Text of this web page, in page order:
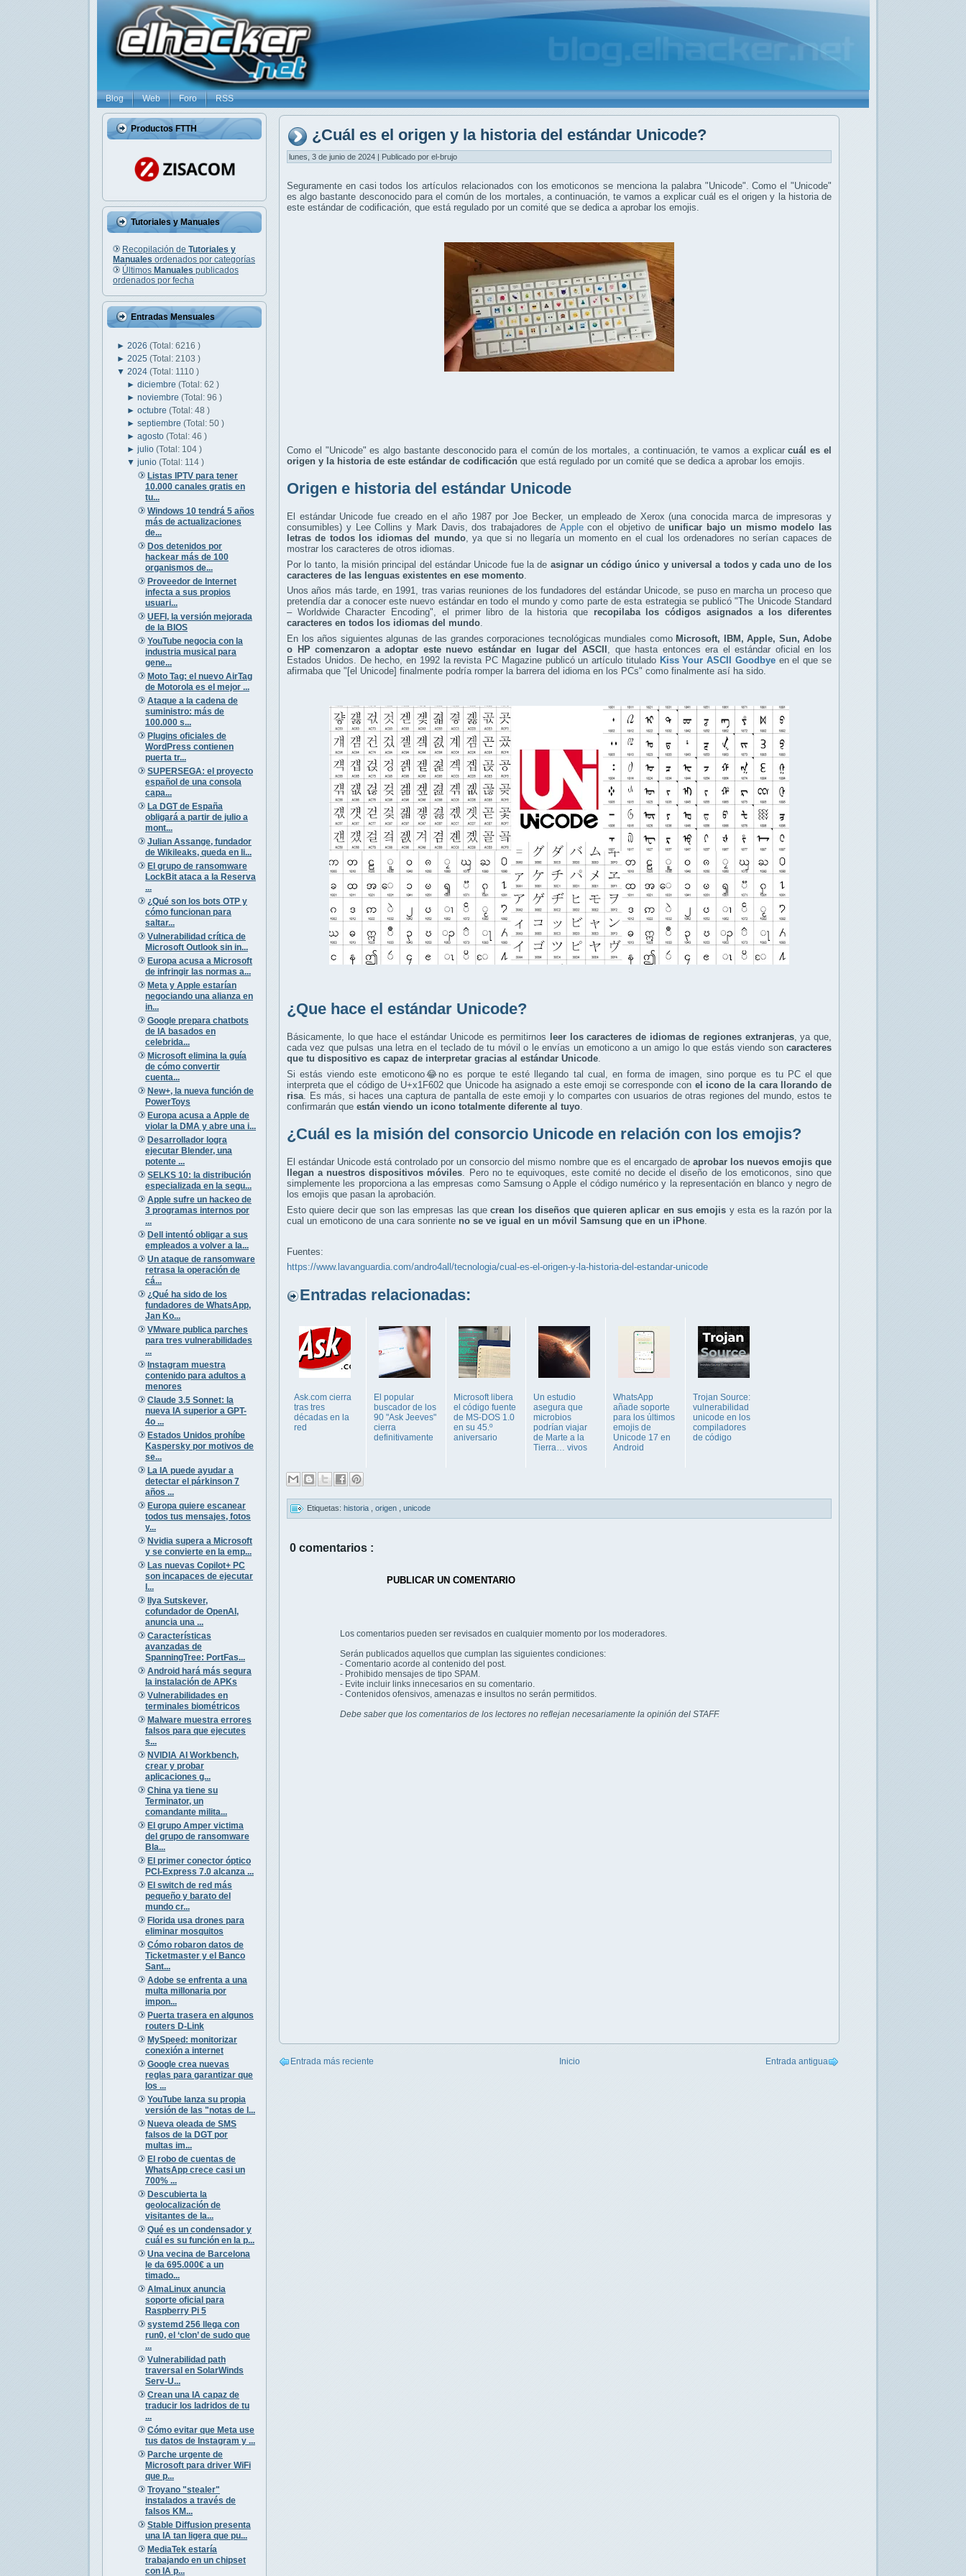
Blog Web Foro RSS
Productos FTTH
Tutoriales y Manuales
Recopilación de Tutoriales y
Manuales ordenados por categorías
Últimos Manuales publicados
ordenados por fecha
Entradas Mensuales
► 2026 (Total: 6216 )
► 2025 (Total: 2103 )
▼ 2024 (Total: 1110 )
►diciembre(Total: 62 )
►noviembre(Total: 96 )
►octubre(Total: 48 )
►septiembre(Total: 50 )
►agosto(Total: 46 )
►julio(Total: 104 )
▼junio(Total: 114 )
Listas IPTV para tener
10.000 canales gratis en
tu...
Windows 10 tendrá 5 años
más de actualizaciones
de...
Dos detenidos por
hackear más de 100
organismos de...
Proveedor de Internet
infecta a sus propios
usuari...
UEFI, la versión mejorada
de la BIOS
YouTube negocia con la
industria musical para
gene...
Moto Tag: el nuevo AirTag
de Motorola es el mejor ...
Ataque a la cadena de
suministro: más de
100.000 s...
Plugins oficiales de
WordPress contienen
puerta tr...
SUPERSEGA: el proyecto
español de una consola
capa...
La DGT de España
obligará a partir de julio a
mont...
Julian Assange, fundador
de Wikileaks, queda en li...
El grupo de ransomware
LockBit ataca a la Reserva
...
¿Qué son los bots OTP y
cómo funcionan para
saltar...
Vulnerabilidad crítica de
Microsoft Outlook sin in...
Europa acusa a Microsoft
de infringir las normas a...
Meta y Apple estarían
negociando una alianza en
in...
Google prepara chatbots
de IA basados en
celebrida...
Microsoft elimina la guía
de cómo convertir
cuenta...
New+, la nueva función de
PowerToys
Europa acusa a Apple de
violar la DMA y abre una i...
Desarrollador logra
ejecutar Blender, una
potente ...
SELKS 10: la distribución
especializada en la segu...
Apple sufre un hackeo de
3 programas internos por
...
Dell intentó obligar a sus
empleados a volver a la...
Un ataque de ransomware
retrasa la operación de
cá...
¿Qué ha sido de los
fundadores de WhatsApp,
Jan Ko...
VMware publica parches
para tres vulnerabilidades
...
Instagram muestra
contenido para adultos a
menores
Claude 3.5 Sonnet: la
nueva IA superior a GPT-
4o ...
Estados Unidos prohíbe
Kaspersky por motivos de
se...
La IA puede ayudar a
detectar el párkinson 7
años ...
Europa quiere escanear
todos tus mensajes, fotos
y...
Nvidia supera a Microsoft
y se convierte en la emp...
Las nuevas Copilot+ PC
son incapaces de ejecutar
l...
Ilya Sutskever,
cofundador de OpenAI,
anuncia una ...
Características
avanzadas de
SpanningTree: PortFas...
Android hará más segura
la instalación de APKs
Vulnerabilidades en
terminales biométricos
Malware muestra errores
falsos para que ejecutes
s...
NVIDIA AI Workbench,
crear y probar
aplicaciones g...
China ya tiene su
Terminator, un
comandante milita...
El grupo Amper victima
del grupo de ransomware
Bla...
El primer conector óptico
PCI-Express 7.0 alcanza ...
El switch de red más
pequeño y barato del
mundo cr...
Florida usa drones para
eliminar mosquitos
Cómo robaron datos de
Ticketmaster y el Banco
Sant...
Adobe se enfrenta a una
multa millonaria por
impon...
Puerta trasera en algunos
routers D-Link
MySpeed: monitorizar
conexión a internet
Google crea nuevas
reglas para garantizar que
los ...
YouTube lanza su propia
versión de las "notas de l...
Nueva oleada de SMS
falsos de la DGT por
multas im...
El robo de cuentas de
WhatsApp crece casi un
700% ...
Descubierta la
geolocalización de
visitantes de la...
Qué es un condensador y
cuál es su función en la p...
Una vecina de Barcelona
le da 695.000€ a un
timado...
AlmaLinux anuncia
soporte oficial para
Raspberry Pi 5
systemd 256 llega con
run0, el ‘clon’ de sudo que
...
Vulnerabilidad path
traversal en SolarWinds
Serv-U...
Crean una IA capaz de
traducir los ladridos de tu
...
Cómo evitar que Meta use
tus datos de Instagram y ...
Parche urgente de
Microsoft para driver WiFi
que p...
Troyano "stealer"
instalados a través de
falsos KM...
Stable Diffusion presenta
una IA tan ligera que pu...
MediaTek estaría
trabajando en un chipset
con IA p...
¿Cuál es el origen y la historia del estándar Unicode?
lunes, 3 de junio de 2024 | Publicado por el-brujo
Seguramente en casi todos los artículos relacionados con los emoticonos se menciona la palabra "Unicode". Como el "Unicode"
es algo bastante desconocido para el común de los mortales, a continuación, te vamos a explicar cuál es el origen y la historia de
este estándar de codificación, que está regulado por un comité que se dedica a aprobar los emojis.
Como el "Unicode" es algo bastante desconocido para el común de los mortales, a continuación, te vamos a explicarcuál es el
origen y la historia de este estándar de codificación que está regulado por un comité que se dedica a aprobar los emojis.
Origen e historia del estándar Unicode
El estándar Unicode fue creado en el año 1987 por Joe Becker, un empleado de Xerox (una conocida marca de impresoras y
consumibles) y Lee Collins y Mark Davis, dos trabajadores de Applecon el objetivo deunificar bajo un mismo modelo las
letras de todos los idiomas del mundo, ya que si no llegaría un momento en el cual los ordenadores no serían capaces de
mostrar los caracteres de otros idiomas.
Por lo tanto, la misión principal del estándar Unicode fue la de asignar un código único y universal a todos y cada uno de los
caracteres de las lenguas existentes en ese momento
Unos años más tarde, en 1991, tras varias reuniones de los fundadores del estándar Unicode, se puso en marcha un proceso que
pretendía dar a conocer este nuevo estándar en todo el mundo y como parte de esta estrategia se publicó "The Unicode Standard
– Worldwide Character Encoding", el primer libro de la historia que recopilaba los códigos asignados a los diferentes
caracteres en todos los idiomas del mundo.
En los años siguientes algunas de las grandes corporaciones tecnológicas mundiales como Microsoft, IBM, Apple, Sun, Adobe
o HP comenzaron a adoptar este nuevo estándar en lugar del ASCII
, que hasta entonces era el estándar oficial en los
Estados Unidos. De hecho, en 1992 la revista PC Magazine publicó un artículo titulado Kiss Your ASCII Goodbyeen el que se
afirmaba que "[el Unicode] finalmente podría romper la barrera del idioma en los PCs" como finalmente así ha sido.
¿Que hace el estándar Unicode?
Básicamente, lo que hace el estándar Unicode es permitirnos leer los caracteres de idiomas de regiones extranjeras, ya que,
cada vez que pulsas una letra en el teclado de tu móvil o le envías un emoticono a un amigo lo que estás viendo son caracteres
que tu dispositivo es capaz de interpretar gracias al estándar Unicode.
Si estás viendo este emoticono😂no es porque te esté llegando tal cual, en forma de imagen, sino porque es tu PC el que
interpreta que el código de U+x1F602 que Unicode ha asignado a este emoji se corresponde con el icono de la cara llorando de
risa . Es más, si haces una captura de pantalla de este emoji y lo compartes con usuarios de otras regiones del mundo, estos te
confirmarán que están viendo un icono totalmente diferente al tuyo
¿Cuál es la misión del consorcio Unicode en relación con los emojis?
El estándar Unicode está controlado por un consorcio del mismo nombre que es el encargado de aprobar los nuevos emojis que
llegan a nuestros dispositivos móviles. Pero no te equivoques, este comité no decide el diseño de los emoticonos, sino que
simplemente les proporciona a las empresas como Samsung o Apple el código numérico y la representación en blanco y negro de
los emojis que pasan la aprobación.
Esto quiere decir que son las empresas las quecrean los diseños que quieren aplicar en sus emojis y esta es la razón por la
cual un emoticono de una cara sonriente no se ve igual en un móvil Samsung que en un iPhone
Fuentes:
https://www.lavanguardia.com/andro4all/tecnologia/cual-es-el-origen-y-la-historia-del-estandar-unicode
Entradas relacionadas:
Ask.com cierra
tras tres
décadas en la
red
El popular
buscador de los
90 "Ask Jeeves"
cierra
definitivamente
Microsoft libera
el código fuente
de MS-DOS 1.0
en su 45.º
aniversario
Un estudio
asegura que
microbios
podrían viajar
de Marte a la
Tierra… vivos
WhatsApp
añade soporte
para los últimos
emojis de
Unicode 17 en
Android
Trojan Source:
vulnerabilidad
unicode en los
compiladores
de código
Etiquetas: historia origen unicode
0 comentarios :
PUBLICAR UN COMENTARIO
Los comentarios pueden ser revisados en cualquier momento por los moderadores.
Serán publicados aquellos que cumplan las siguientes condiciones:
- Comentario acorde al contenido del post.
- Prohibido mensajes de tipo SPAM.
- Evite incluir links innecesarios en su comentario.
- Contenidos ofensivos, amenazas e insultos no serán permitidos.
Debe saber que los comentarios de los lectores no reflejan necesariamente la opinión del STAFF.
Entrada más reciente Entrada antigua
Inicio